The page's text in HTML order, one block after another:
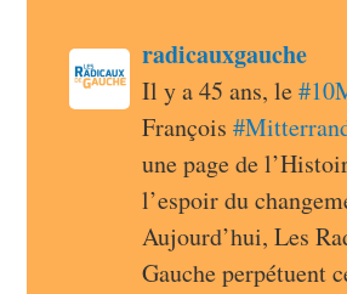
radicauxgauche avatar
radicauxgauchepost
Il y a 45 ans, le #
François #
une page de
l’espoir du
Aujourd’hui, Les
Gauche perpétuent